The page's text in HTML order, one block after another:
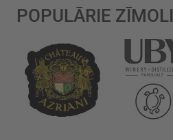
POPULĀRIE ZĪMOLI